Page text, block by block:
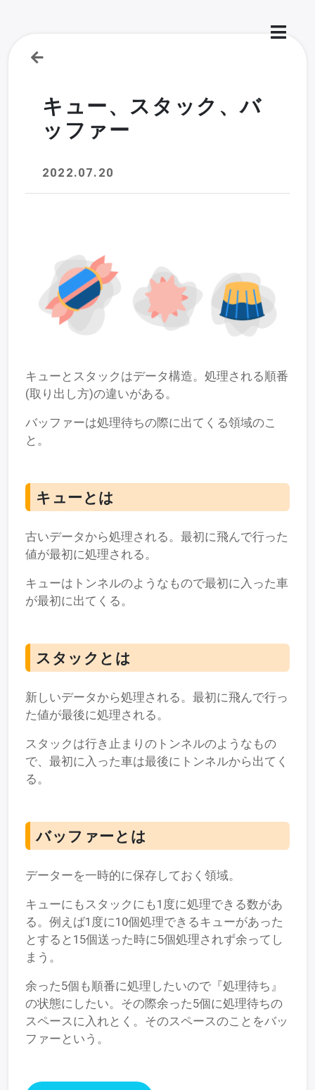
キュー、スタック、バ
ッファー
2022.07.20
キューとスタックはデータ構造。処理される順番
(取り出し方)の違いがある。
バッファーは処理待ちの際に出てくる領域のこ
と。
キューとは
古いデータから処理される。最初に飛んで行った
値が最初に処理される。
キューはトンネルのようなもので最初に入った車
が最初に出てくる。
スタックとは
新しいデータから処理される。最初に飛んで行っ
た値が最後に処理される。
スタックは行き止まりのトンネルのようなもの
で、最初に入った車は最後にトンネルから出てく
る。
バッファーとは
データーを一時的に保存しておく領域。
キューにもスタックにも1度に処理できる数があ
る。例えば1度に10個処理できるキューがあった
とすると15個送った時に5個処理されず余ってし
まう。
余った5個も順番に処理したいので『処理待ち』
の状態にしたい。その際余った5個に処理待ちの
スペースに入れとく。そのスペースのことをバッ
ファーという。